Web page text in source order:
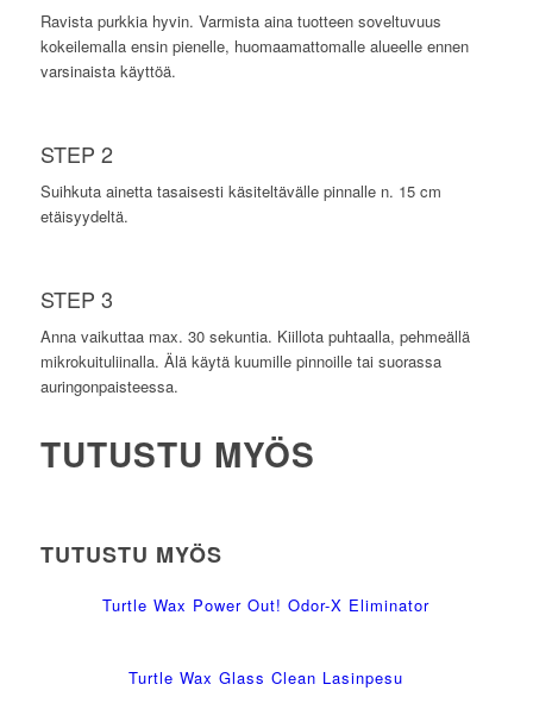
Ravista purkkia hyvin. Varmista aina tuotteen soveltuvuus
kokeilemalla ensin pienelle, huomaamattomalle alueelle ennen
varsinaista käyttöä.
STEP 2
Suihkuta ainetta tasaisesti käsiteltävälle pinnalle n. 15 cm
etäisyydeltä.
STEP 3
Anna vaikuttaa max. 30 sekuntia. Kiillota puhtaalla, pehmeällä
mikrokuituliinalla. Älä käytä kuumille pinnoille tai suorassa
auringonpaisteessa.
TUTUSTU MYÖS
TUTUSTU MYÖS
Turtle Wax Power Out! Odor-X Eliminator
Turtle Wax Glass Clean Lasinpesu